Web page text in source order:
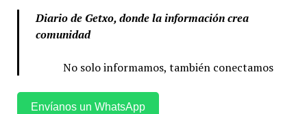
Diario de Getxo, donde la información crea
comunidad
No solo informamos, también conectamos
Envíanos un WhatsApp